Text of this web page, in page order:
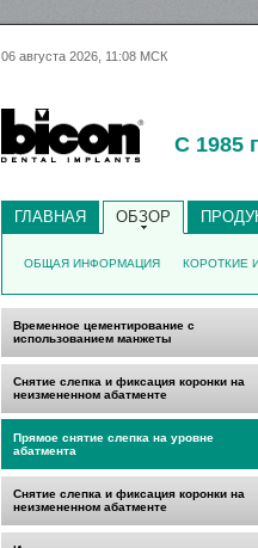
06 августа 2026, 11:08 МСК
С 1985
ГЛАВНАЯ ОБЗОР
ОБЩАЯ ИНФОРМАЦИЯ КОРОТКИЕ
Временное цементирование с
использованием манжеты
Снятие слепка и фиксация коронки на
неизмененном абатменте
Прямое снятие слепка на уровне
абатмента
Снятие слепка и фиксация коронки на
неизмененном абатменте